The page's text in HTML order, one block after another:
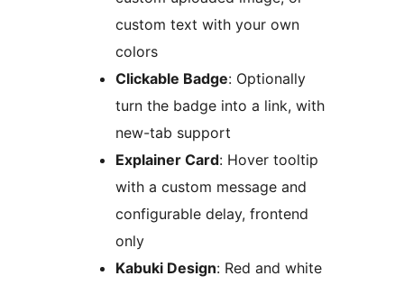
custom text with your own
colors
Clickable Badge: Optionally
turn the badge into a link, with
new-tab support
Explainer Card: Hover tooltip
with a custom message and
configurable delay, frontend
only
Kabuki Design: Red and white